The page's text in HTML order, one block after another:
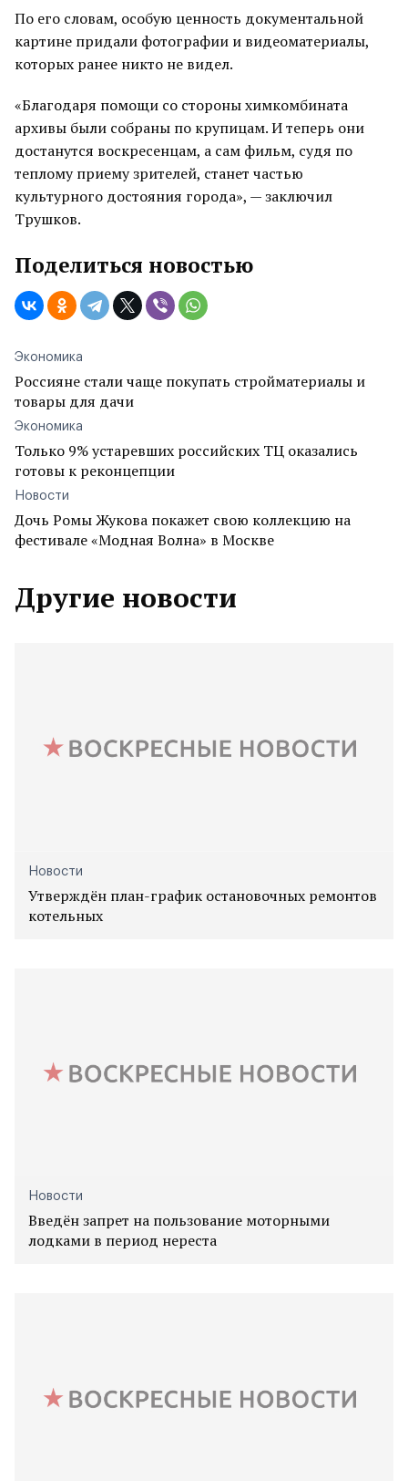
По его словам, особую ценность документальной
картине придали фотографии и видеоматериалы,
которых ранее никто не видел.
«Благодаря помощи со стороны химкомбината
архивы были собраны по крупицам. И теперь они
достанутся воскресенцам, а сам фильм, судя по
теплому приему зрителей, станет частью
культурного достояния города», — заключил
Трушков.
Поделиться новостью
Экономика
Россияне стали чаще покупать стройматериалы и
товары для дачи
Экономика
Только 9% устаревших российских ТЦ оказались
готовы к реконцепции
Новости
Дочь Ромы Жукова покажет свою коллекцию на
фестивале «Модная Волна» в Москве
Другие новости
Новости
Утверждён план-график остановочных ремонтов
котельных
Новости
Введён запрет на пользование моторными
лодками в период нереста